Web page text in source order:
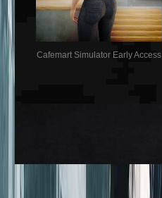
Cafemart Simulator Early Access